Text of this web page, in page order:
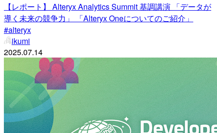
【レポート】 Alteryx Analytics Summit 基調講演 「データが
導く未来の競争力」 「Alteryx Oneについてのご紹介」
#alteryx
ikumi
2025.07.14